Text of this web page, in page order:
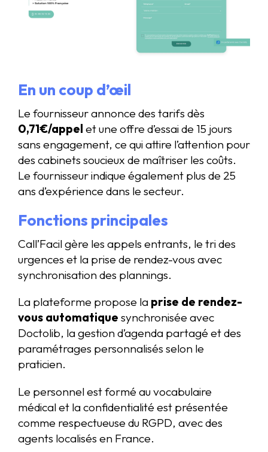
En un coup d’œil
Le fournisseur annonce des tarifs dès
0,71€/appel et une offre d’essai de 15 jours
sans engagement, ce qui attire l’attention pour
des cabinets soucieux de maîtriser les coûts.
Le fournisseur indique également plus de 25
ans d’expérience dans le secteur.
Fonctions principales
Call’Facil gère les appels entrants, le tri des
urgences et la prise de rendez-vous avec
synchronisation des plannings.
La plateforme propose la prise de rendez-
vous automatique synchronisée avec
Doctolib, la gestion d’agenda partagé et des
paramétrages personnalisés selon le
praticien.
Le personnel est formé au vocabulaire
médical et la confidentialité est présentée
comme respectueuse du RGPD, avec des
agents localisés en France.